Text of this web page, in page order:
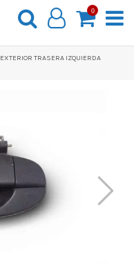
0
TRASERA IZQUIERDA